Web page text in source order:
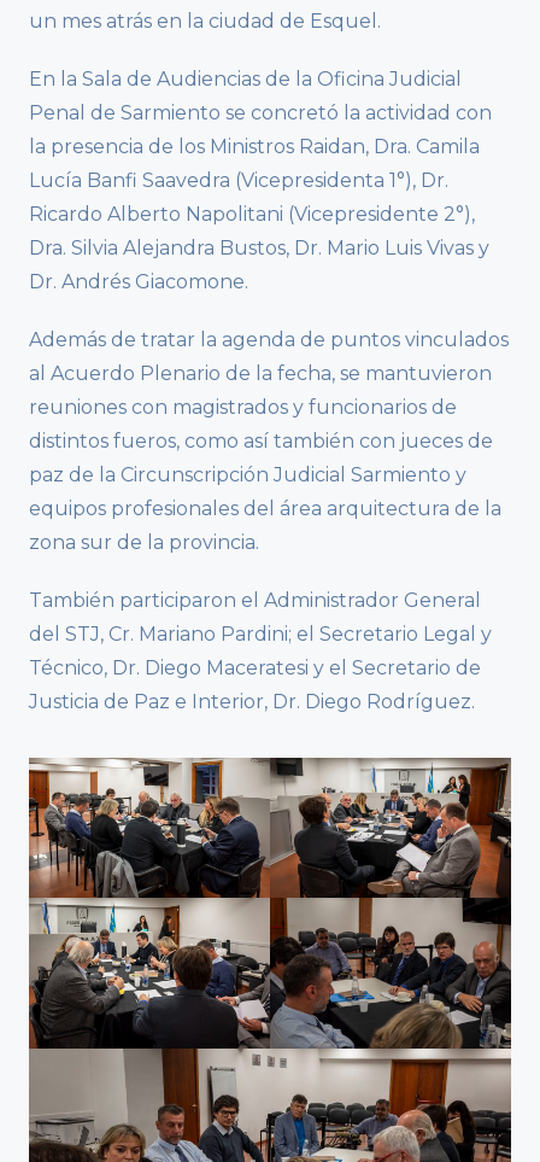
un mes atrás en la ciudad de Esquel.
En la Sala de Audiencias de la Oficina Judicial
Penal de Sarmiento se concretó la actividad con
la presencia de los Ministros Raidan, Dra. Camila
Lucía Banfi Saavedra (Vicepresidenta 1°), Dr.
Ricardo Alberto Napolitani (Vicepresidente 2°),
Dra. Silvia Alejandra Bustos, Dr. Mario Luis Vivas y
Dr. Andrés Giacomone.
Además de tratar la agenda de puntos vinculados
al Acuerdo Plenario de la fecha, se mantuvieron
reuniones con magistrados y funcionarios de
distintos fueros, como así también con jueces de
paz de la Circunscripción Judicial Sarmiento y
equipos profesionales del área arquitectura de la
zona sur de la provincia.
También participaron el Administrador General
del STJ, Cr. Mariano Pardini; el Secretario Legal y
Técnico, Dr. Diego Maceratesi y el Secretario de
Justicia de Paz e Interior, Dr. Diego Rodríguez.